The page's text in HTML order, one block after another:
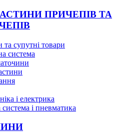
ПРИЧЕПІВ ТА
та супутні товари
система
і електрика
система і пневматика